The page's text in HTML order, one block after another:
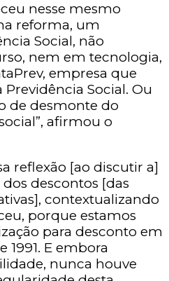
nesse mesmo
reforma, um
Social, não
nem em tecnologia,
empresa que
Previdência Social. Ou
de desmonte do
afirmou o
reflexão [ao discutir a]
descontos [das
contextualizando
porque estamos
para desconto em
1991. E embora
nunca houve